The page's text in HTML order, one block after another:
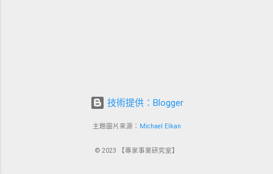
技術提供：Blogger
主題圖片來源： Michael Elkan
© 2023 【專家事業研究室】